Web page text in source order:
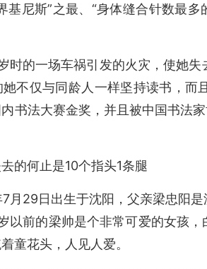
基尼斯”之最、“身体缝合针数最
时的一场车祸引发的火灾，使她
不仅与同龄人一样坚持读书，而
书法大赛金奖，并且被中国书法
的何止是10个指头1条腿
7月29日出生于沈阳，父亲梁忠阳
以前的梁帅是个非常可爱的女孩
童花头，人见人爱。